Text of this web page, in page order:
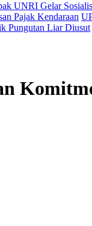
UNRI Gelar
Pajak Kendaraan
Pungutan Liar Diusut